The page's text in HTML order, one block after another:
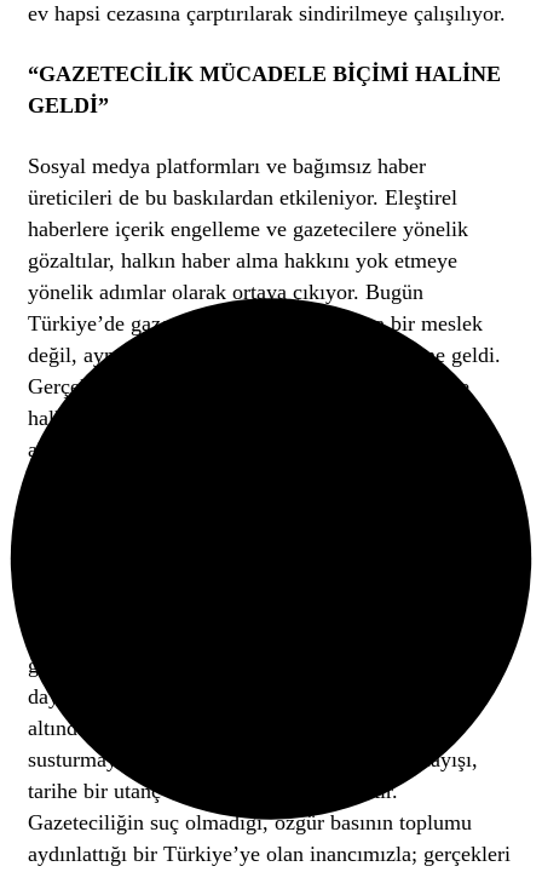
ev hapsi cezasına çarptırılarak sindirilmeye çalışılıyor.
“GAZETECİLİK MÜCADELE BİÇİMİ HALİNE
GELDİ”
Sosyal medya platformları ve bağımsız haber
üreticileri de bu baskılardan etkileniyor. Eleştirel
haberlere içerik engelleme ve gazetecilere yönelik
gözaltılar, halkın haber alma hakkını yok etmeye
yönelik adımlar olarak ortaya çıkıyor. Bugün
Türkiye’de gazetecilik yapmak, yalnızca bir meslek
değil, aynı zamanda bir mücadele biçimi haline geldi.
Gerçekleri yazmak, kamuoyunu bilgilendirmek ve
halkın vicdanı olmak isteyen gazeteciler, baskılar
altında “ateşten gömlek” giymeye zorlanıyor.
gazeteciliği savunmanın yolu birlik, mücadele ve
dayanışmadan geçiyor. AKP’nin gazeteciliği baskı
altında tutarak kontrol altına alarak toplumu
susturmayı amaçlayan bu otoriter yönetim anlayışı,
tarihe bir utanç vesikası olarak geçecektir.
Gazeteciliğin suç olmadığı, özgür basının toplumu
aydınlattığı bir Türkiye’ye olan inancımızla; gerçekleri